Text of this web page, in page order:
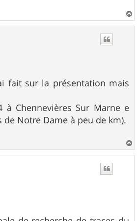
a
fait sur la présentation mais
à Chennevières Sur Marne e
de Notre Dame à peu de km).
a